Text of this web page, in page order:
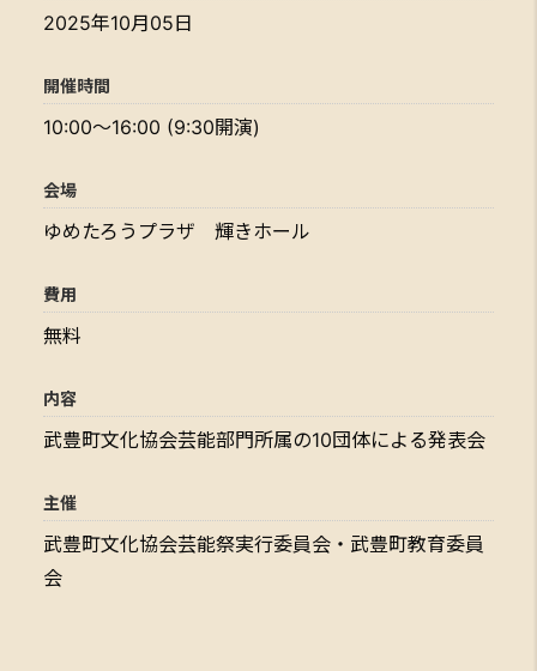
2025年10月05日
開催時間
10:00〜16:00 (9:30開演)
会場
ゆめたろうプラザ 輝きホール
費用
無料
内容
武豊町⽂化協会芸能部⾨所属の10団体による発表会
主催
武豊町⽂化協会芸能祭実⾏委員会・武豊町教育委員
会